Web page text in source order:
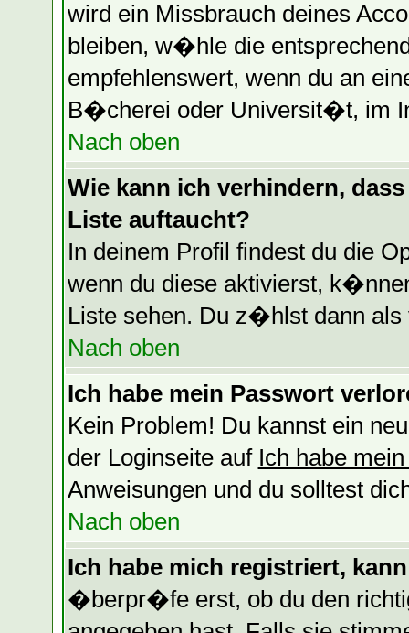
wird ein Missbrauch deines
bleiben, w�hle die
empfehlenswert, wenn du an
B�cherei oder Universit�t, im
Nach oben
Wie kann ich verhindern,
Liste auftaucht?
In deinem Profil findest du die
wenn du diese aktivierst,
Liste sehen. Du z�hlst dann als
Nach oben
Ich habe mein Passwort
Kein Problem! Du kannst ein
der Loginseite auf Ich habe
Anweisungen und du solltest
Nach oben
Ich habe mich registriert,
�berpr�fe erst, ob du den